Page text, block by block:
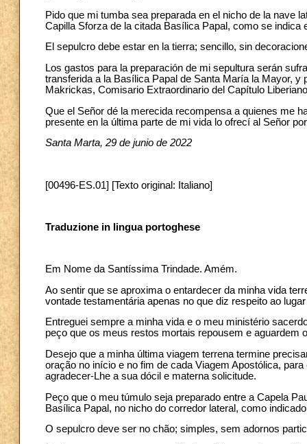
Pido que mi tumba sea preparada en el nicho de la nave
Capilla Sforza de la citada Basílica Papal, como se indica
El sepulcro debe estar en la tierra; sencillo, sin
Los gastos para la preparación de mi sepultura serán
transferida a la Basílica Papal de Santa María la Mayor,
Makrickas, Comisario Extraordinario del Capítulo
Que el Señor dé la merecida recompensa a quienes me
presente en la última parte de mi vida lo ofrecí al Señor
Santa Marta, 29 de junio de 2022
[00496-ES.01] [Texto original: Italiano]
Traduzione in lingua portoghese
Em Nome da Santíssima Trindade. Amém.
Ao sentir que se aproxima o entardecer da minha vida
vontade testamentária apenas no que diz respeito ao
Entreguei sempre a minha vida e o meu ministério
peço que os meus restos mortais repousem e aguardem
Desejo que a minha última viagem terrena termine
oração no início e no fim de cada Viagem Apostólica,
agradecer-Lhe a sua dócil e materna solicitude.
Peço que o meu túmulo seja preparado entre a Capela
Basílica Papal, no nicho do corredor lateral, como
O sepulcro deve ser no chão; simples, sem adornos